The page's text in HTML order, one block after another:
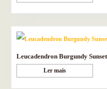
Leucadendron Burgundy Sunset
Ler mais